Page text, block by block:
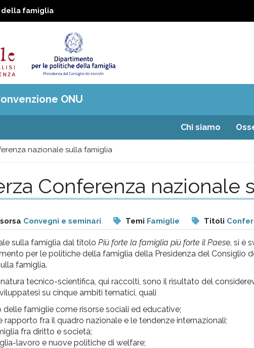
della famiglia
ONU
Chi siamo
nazionale sulla famiglia
Conferenza nazionale
Convegni e seminari Temi Famiglie Titoli
sulla famiglia dal titolo Più forte la famiglia più forte il Paese, si è
per le politiche della famiglia della Presidenza del Consiglio
famiglia.
tecnico-scientifica, qui raccolti, sono il risultato del
su cinque ambiti tematici, quali
delle famiglie come risorse sociali ed educative;
rapporto fra il quadro nazionale e le tendenze internazionali;
fra diritto e società;
lavoro e nuove politiche di welfare;